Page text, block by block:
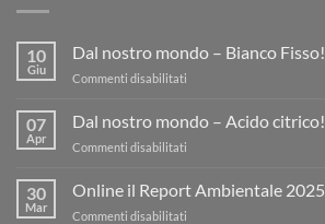
10
Giu
Dal nostro mondo – Bianco Fisso!
Commenti disabilitati
nostro
mondo
Fisso!
07
Apr
Dal nostro mondo – Acido citrico!
Commenti disabilitati
nostro
mondo
30
Mar
Online il Report Ambientale 2025
Commenti disabilitati